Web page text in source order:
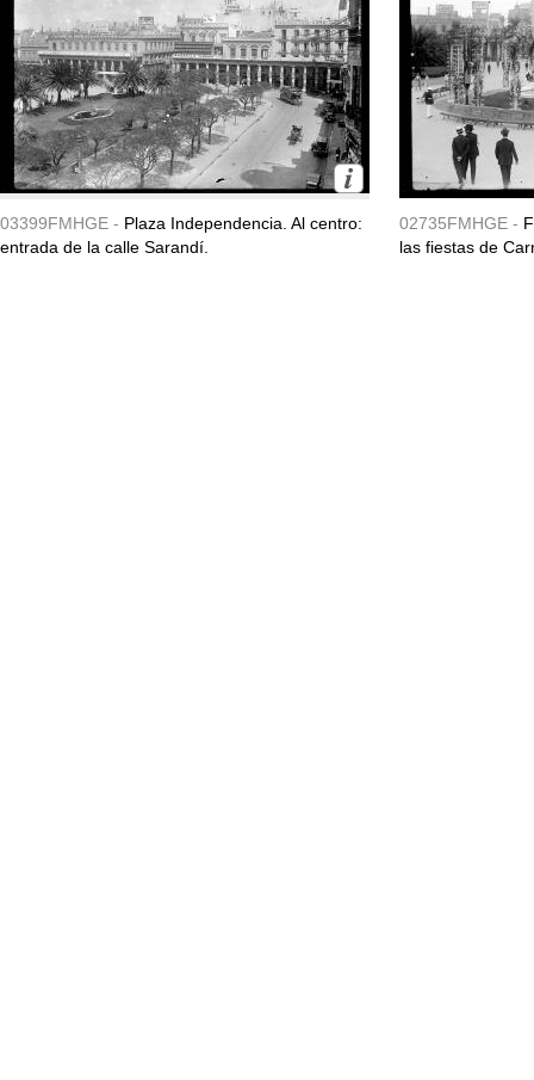
03399FMHGE - Plaza Independencia. Al centro:
entrada de la calle Sarandí.
02735FMHGE -
las fiestas de